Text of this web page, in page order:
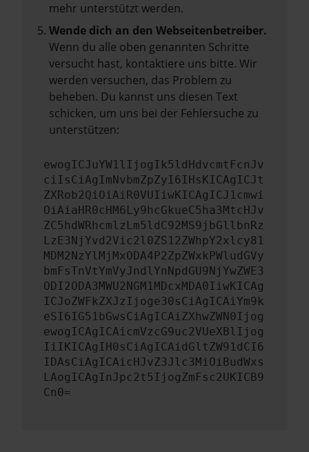
mehr unterstützt werden.
Wende dich an den Webseitenbetreiber.
Wenn du alle oben genannten Schritte
versucht hast, kontaktiere uns bitte. Wir
werden versuchen, das Problem zu
beheben. Du kannst uns diesen Text
schicken, um uns bei der Fehlersuche zu
unterstützen:
ewogICJuYW1lIjogIk5ldHdvcmtFcnJv
ciIsCiAgImNvbmZpZyI6IHsKICAgICJt
ZXRob2QiOiAiR0VUIiwKICAgICJ1cmwi
OiAiaHR0cHM6Ly9hcGkueC5ha3MtcHJv
ZC5hdWRhcmlzLm5ldC92MS9jbGllbnRz
LzE3NjYvd2Vic2l0ZS12ZWhpY2xlcy81
MDM2NzYlMjMxODA4P2ZpZWxkPWludGVy
bmFsTnVtYmVyJndlYnNpdGU9NjYwZWE3
ODI2ODA3MWU2NGM1MDcxMDA0IiwKICAg
ICJoZWFkZXJzIjoge30sCiAgICAiYm9k
eSI6IG51bGwsCiAgICAiZXhwZWN0Ijog
ewogICAgICAicmVzcG9uc2VUeXBlIjog
IiIKICAgIH0sCiAgICAidGltZW91dCI6
IDAsCiAgICAicHJvZ3Jlc3MiOiBudWxs
LAogICAgInJpc2t5IjogZmFsc2UKICB9
Cn0=